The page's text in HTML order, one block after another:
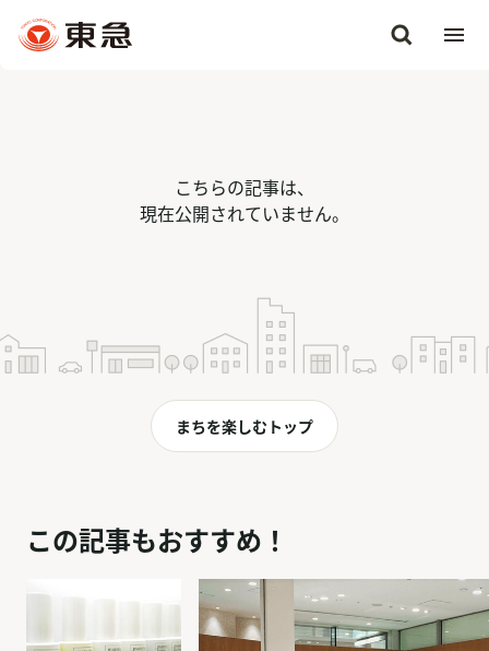
こちらの記事は、
現在公開されていません。
まちを楽しむトップ
この記事もおすすめ！